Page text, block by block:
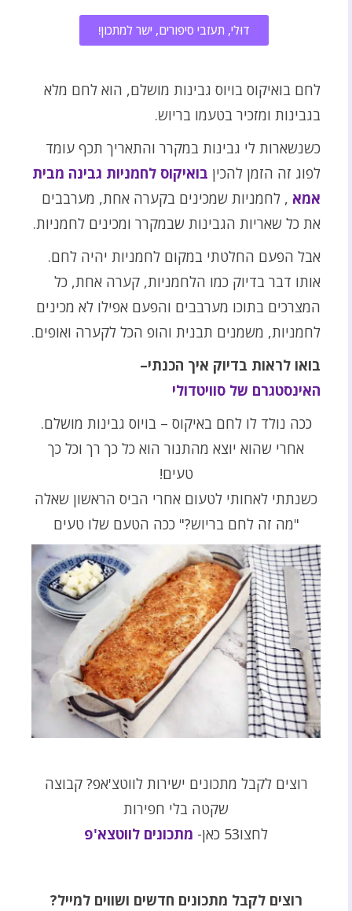
דוּלי, תעזבי סיפורים, ישר למתכון!
לחם בואיקוס בויוס גבינות מושלם, הוא לחם מלא
בגבינות ומזכיר בטעמו בריוש.
כשנשארות לי גבינות במקרר והתאריך תכף עומד
לפוג זה הזמן להכין בואיקוס לחמניות גבינה מבית
אמא , לחמניות שמכינים בקערה אחת, מערבבים
את כל שאריות הגבינות שבמקרר ומכינים לחמניות.
אבל הפעם החלטתי במקום לחמניות יהיה לחם.
אותו דבר בדיוק כמו הלחמניות, קערה אחת, כל
המצרכים בתוכו מערבבים והפעם אפילו לא מכינים
לחמניות, משמנים תבנית והופ הכל לקערה ואופים.
בואו לראות בדיוק איך הכנתי–
האינסטגרם של סוויטדולי
ככה נולד לו לחם באיקוס – בויוס גבינות מושלם.
אחרי שהוא יוצא מהתנור הוא כל כך רך וכל כך
טעים!
כשנתתי לאחותי לטעום אחרי הביס הראשון שאלה
"מה זה לחם בריוש?" ככה הטעם שלו טעים
רוצים לקבל מתכונים ישירות לווטצ'אפ? קבוצה
שקטה בלי חפירות
לחצו53 כאן-
מתכונים לווטצא'פ
רוצים לקבל מתכונים חדשים ושווים למייל?